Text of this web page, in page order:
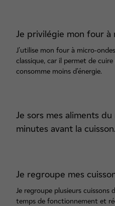
Je privilégie mon four à
J'utilise mon four à micro-
classique, car il permet de
consomme moins d'énergie.
Je sors mes aliments
minutes avant la cuisson.
Je regroupe mes
Je regroupe plusieurs
temps de fonctionnement et